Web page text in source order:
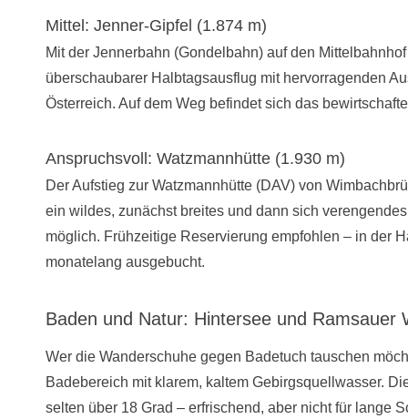
Mittel: Jenner-Gipfel (1.874 m)
Mit der Jennerbahn (Gondelbahn) auf den
überschaubarer Halbtagsausflug mit hervorragenden
Österreich. Auf dem Weg befindet sich das
Anspruchsvoll: Watzmannhütte (1.930 m)
Der Aufstieg zur Watzmannhütte (DAV) von
ein wildes, zunächst breites und dann sich
möglich. Frühzeitige Reservierung empfohlen – in der
monatelang ausgebucht.
Baden und Natur: Hintersee und Ramsauer
Wer die Wanderschuhe gegen Badetuch tauschen
Badebereich mit klarem, kaltem Gebirgsquellwasser.
selten über 18 Grad – erfrischend, aber nicht für lange